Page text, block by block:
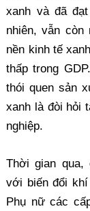
xanh và đã
nhiên, vẫn còn
nền kinh tế
thấp trong
thói quen sản
xanh là đòi hỏi
nghiệp.
Thời gian qua,
với biến đổi
Phụ nữ các